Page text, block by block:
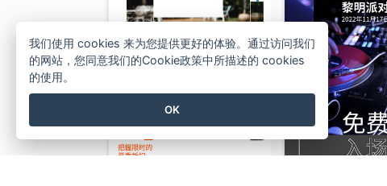
我们使用 cookies 来为您提供更好的体验。通过访问我们
的网站，您同意我们的Cookie政策中所描述的 cookies
的使用。
OK